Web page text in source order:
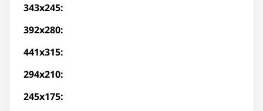
343x245:
392x280:
441x315:
294x210:
245x175: